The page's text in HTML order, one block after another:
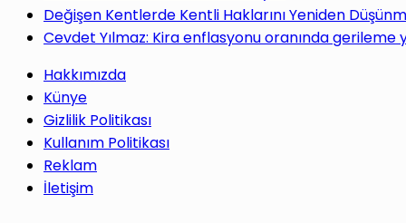
Değişen Kentlerde Kentli Haklarını Yeniden
Cevdet Yılmaz: Kira enflasyonu oranında
Hakkımızda
Künye
Gizlilik Politikası
Kullanım Politikası
Reklam
İletişim